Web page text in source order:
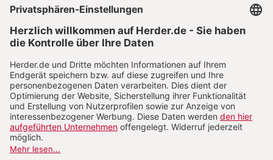
VERTRAG WIDERRUFEN